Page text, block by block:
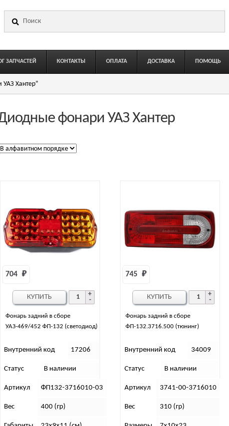
ЗАПЧАСТЕЙ КОНТАКТЫ ОПЛАТА ДОСТАВКА ПОМОЩЬ
Хантер”
фонари УАЗ Хантер
Фонарь задний в сборе
УАЗ-469/452 ФП-132 (светодиод)
704 ₽
Внутренний код 17206
Статус В наличии
Артикул ФП132-3716010-03
Вес 400 (гр)
КУПИТЬ
Фонарь задний в сборе
ФП-132.3716.500 (тюнинг)
745 ₽
Внутренний код 34009
Статус В наличии
Артикул 3741-00-3716010
Вес 310 (гр)
КУПИТЬ